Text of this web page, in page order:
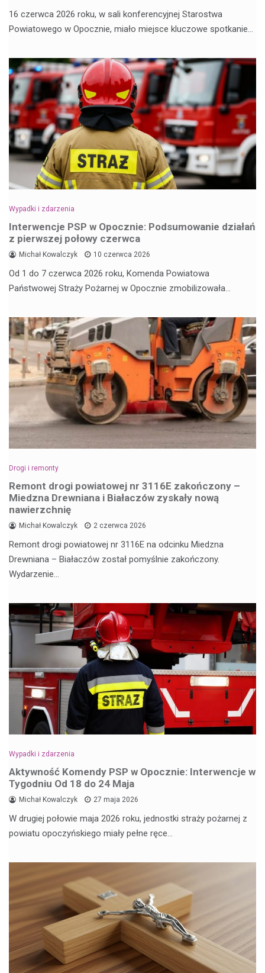
16 czerwca 2026 roku, w sali konferencyjnej Starostwa
Powiatowego w Opocznie, miało miejsce kluczowe spotkanie…
Wypadki i zdarzenia
Interwencje PSP w Opocznie: Podsumowanie działań
z pierwszej połowy czerwca
Michał Kowalczyk 10 czerwca 2026
Od 1 do 7 czerwca 2026 roku, Komenda Powiatowa
Państwowej Straży Pożarnej w Opocznie zmobilizowała…
Drogi i remonty
Remont drogi powiatowej nr 3116E zakończony –
Miedzna Drewniana i Białaczów zyskały nową
nawierzchnię
Michał Kowalczyk 2 czerwca 2026
Remont drogi powiatowej nr 3116E na odcinku Miedzna
Drewniana – Białaczów został pomyślnie zakończony.
Wydarzenie…
Wypadki i zdarzenia
Aktywność Komendy PSP w Opocznie: Interwencje w
Tygodniu Od 18 do 24 Maja
Michał Kowalczyk 27 maja 2026
W drugiej połowie maja 2026 roku, jednostki straży pożarnej z
powiatu opoczyńskiego miały pełne ręce…